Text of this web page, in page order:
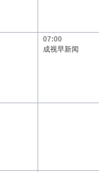
07:00
成视早新闻